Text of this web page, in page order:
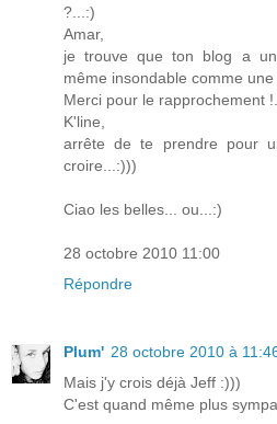
?...:)
Amar,
je trouve que ton blog a
même insondable comme
Merci pour le rapprochement
K'line,
arrête de te prendre pour
croire...:)))
Ciao les belles... ou...:)
28 octobre 2010 11:00
Répondre
Plum' 28 octobre 2010 à
Mais j'y crois déjà Jeff :)))
C'est quand même plus